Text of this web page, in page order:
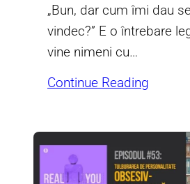
„Bun, dar cum îmi dau
vindec?” E o întrebare
vine nimeni cu…
Continue Reading